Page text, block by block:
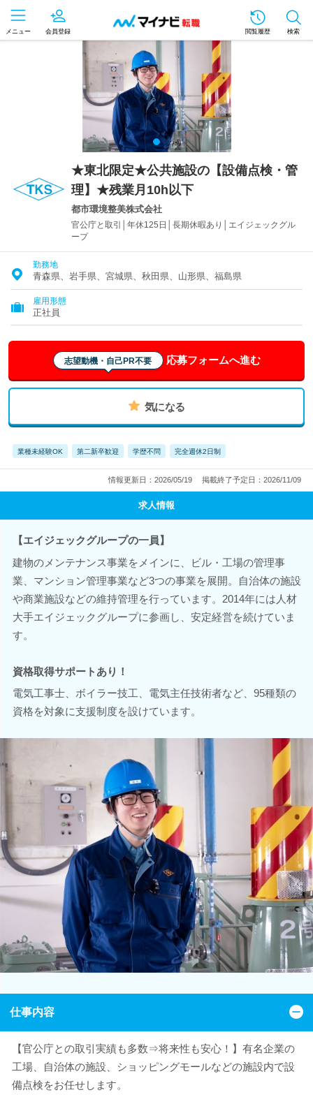
メニュー 会員登録 閲覧履歴 検索
★東北限定★公共施設の【設備点検・管
理】★残業月10h以下
都市環境整美株式会社
官公庁と取引│年休125日│長期休暇あり│エイジェックグル
ープ
勤務地
青森県、岩手県、宮城県、秋田県、山形県、福島県
雇用形態
正社員
志望動機・自己PR不要 応募フォームへ進む
気になる
業種未経験OK 第二新卒歓迎 学歴不問 完全週休2日制
情報更新日：2026/05/19 掲載終了予定日：2026/11/09
求人情報
【エイジェックグループの一員】
建物のメンテナンス事業をメインに、ビル・工場の管理事
業、マンション管理事業など3つの事業を展開。自治体の施設
や商業施設などの維持管理を行っています。2014年には人材
大手エイジェックグループに参画し、安定経営を続けていま
す。
資格取得サポートあり！
電気工事士、ボイラー技工、電気主任技術者など、95種類の
資格を対象に支援制度を設けています。
仕事内容
【官公庁との取引実績も多数⇒将来性も安心！】有名企業の
工場、自治体の施設、ショッピングモールなどの施設内で設
備点検をお任せします。